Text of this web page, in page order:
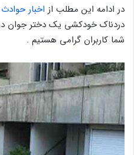
در ادامه این مطلب از اخبار حوادث
دردناک خودکشی یک دختر جوان
شما کاربران گرامی هستیم .